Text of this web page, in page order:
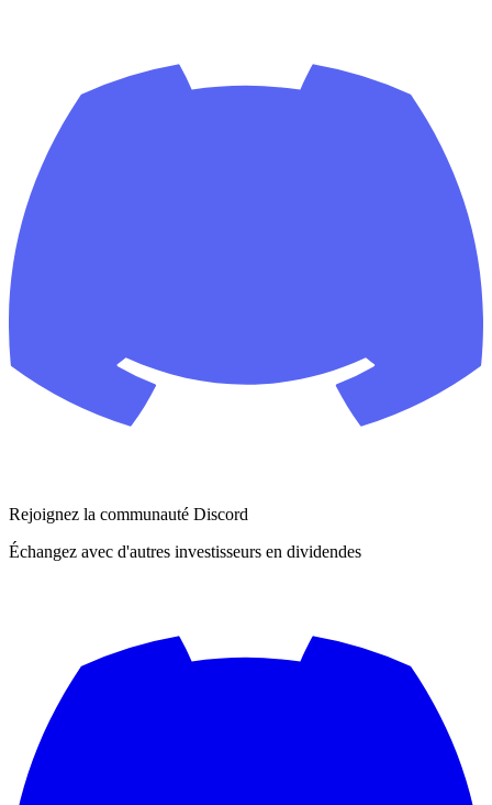
Rejoignez la communauté Discord
Échangez avec d'autres investisseurs en dividendes